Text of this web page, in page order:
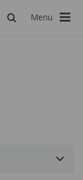
Menu